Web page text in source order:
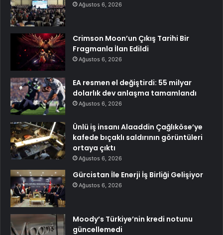
Ağustos 6, 2026
Crimson Moon’un Çıkış Tarihi Bir
Fragmanla İlan Edildi
Ağustos 6, 2026
EA resmen el değiştirdi: 55 milyar
dolarlık dev anlaşma tamamlandı
Ağustos 6, 2026
Ünlü iş insanı Alaaddin Çağlıköse’ye
kafede bıçaklı saldırının görüntüleri
ortaya çıktı
Ağustos 6, 2026
Gürcistan İle Enerji İş Birliği Gelişiyor
Ağustos 6, 2026
Moody’s Türkiye’nin kredi notunu
güncellemedi